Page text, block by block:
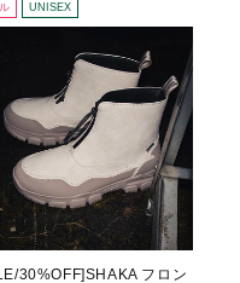
UNISEX
30%OFF]SHAKA フロン